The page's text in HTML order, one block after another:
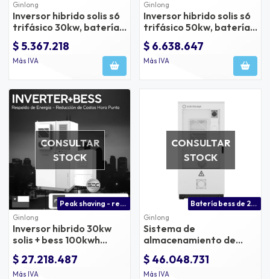
Ginlong
Inversor hibrido solis s6
trifásico 30kw, batería:
150-850v, pv:1000v max.
$ 5.367.218
Más IVA
Ginlong
Inversor hibrido solis s6
trifásico 50kw, batería:
150-850v, pv:1000v max.
$ 6.638.647
Más IVA
CONSULTAR
STOCK
Peak shaving - recorte de energía en hora punta
Ginlong
Inversor hibrido 30kw
solis + bess 100kwh
dyness
$ 27.218.487
Más IVA
CONSULTAR
STOCK
Batería bess de 261kwh compatible con inversores solis
Ginlong
Sistema de
almacenamiento de
energía bess 261kwh
evercore solis
$ 46.048.731
Más IVA